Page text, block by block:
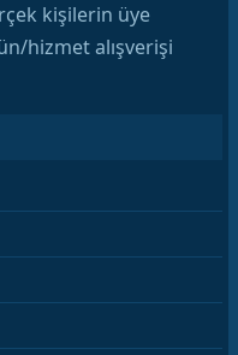
kişilerin üye
hizmet alışverişi